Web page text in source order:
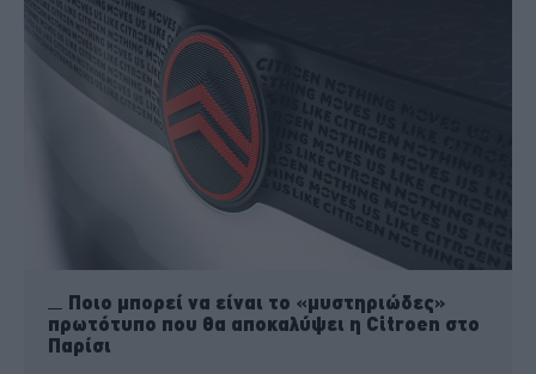
Ποιο μπορεί να είναι το «μυστηριώδες»
πρωτότυπο που θα αποκαλύψει η Citroen στο
Παρίσι